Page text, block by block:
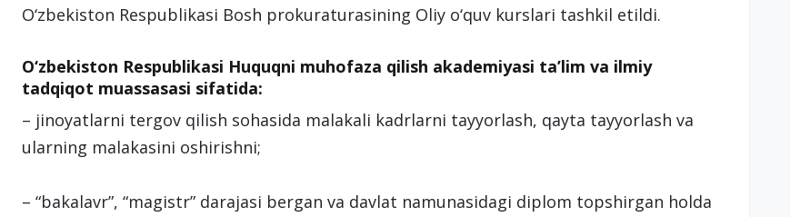
O‘zbekiston Respublikasi Bosh prokuraturasining Oliy o‘quv kurslari tashkil etildi.
O‘zbekiston Respublikasi Huquqni muhofaza qilish akademiyasi ta’lim va ilmiy
tadqiqot muassasasi sifatida:
– jinoyatlarni tergov qilish sohasida malakali kadrlarni tayyorlash, qayta tayyorlash va
ularning malakasini oshirishni;
– “bakalavr”, “magistr” darajasi bergan va davlat namunasidagi diplom topshirgan holda